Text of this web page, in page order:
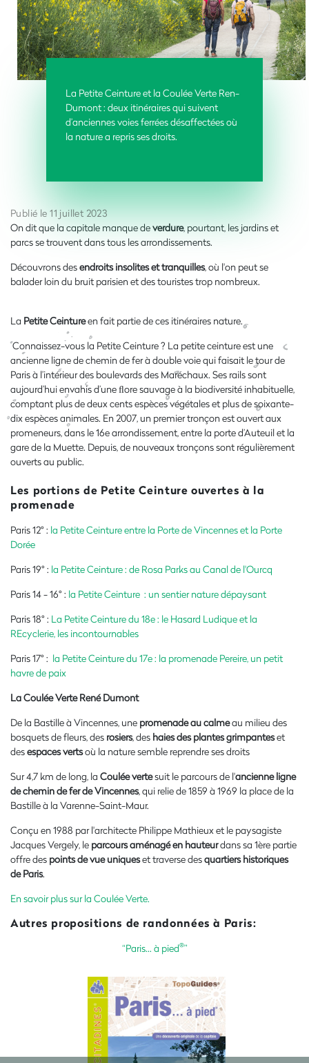
La Petite Ceinture et la Coulée Verte Ren-
Dumont : deux itinéraires qui suivent
d’anciennes voies ferrées désaffectées où
la nature a repris ses droits.
Publié le 11 juillet 2023
On dit que la capitale manque deverdure, pourtant, les jardins et
parcs se trouvent dans tous les arrondissements.
Découvrons desendroits insolites et tranquilles, où l'on peut se
balader loin du bruit parisien et des touristes trop nombreux.
La Petite Ceintureen fait partie de ces itinéraires nature.
Connaissez-vous la Petite Ceinture ? La petite ceinture est une
ancienne ligne de chemin de fer à double voie qui faisait le tour de
Paris à l’intérieur des boulevards des Maréchaux. Ses rails sont
aujourd’hui envahis d’une ﬂore sauvage à la biodiversité inhabituelle,
comptant plus de deux cents espèces végétales et plus de soixante-
dix espèces animales. En 2007, un premier tronçon est ouvert aux
promeneurs, dans le 16e arrondissement, entre la porte d’Auteuil et la
gare de la Muette. Depuis, de nouveaux tronçons sont régulièrement
ouverts au public.
Les portions de Petite Ceinture ouvertes à la
promenade
Paris 12° : la Petite Ceintureentre la Porte de Vincennes et la Porte
Dorée
Paris 19° : la Petite Ceinture : de Rosa Parks au Canal de l'Ourcq
Paris 14 - 16° : la Petite Ceinture : un sentier nature dépaysant
Paris 18° : La Petite Ceinture du 18e : le Hasard Ludique et la
REcyclerie, les incontournables
Paris 17° : la Petite Ceinture du 17e : la promenade Pereire, un petit
havre de paix
La Coulée Verte René Dumont
De la Bastille à Vincennes, une promenade au calmeau milieu des
bosquets de fleurs, des rosiers, des haies des plantes grimpanteset
desespaces vertsoù la nature semble reprendre ses droits
Sur 4,7 km de long, la Coulée vertesuit le parcours de l'ancienne ligne
de chemin de fer de Vincennes, qui relie de 1859 à 1969 la place de la
Bastille à la Varenne-Saint-Maur.
Conçu en 1988 par l'architecte Philippe Mathieux et le paysagiste
Jacques Vergely, le parcours aménagé en hauteurdans sa 1ère partie
offre des points de vue uniqueset traverse desquartiers historiques
de Paris.
En savoir plus sur la Coulée Verte.
Autres propositions de randonnées à Paris:
“Paris... à pied®”